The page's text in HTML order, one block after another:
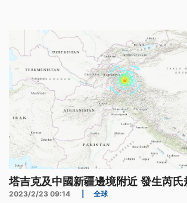
塔吉克及中國新疆邊境附近 發生芮氏
2023/2/23 09:14 全球